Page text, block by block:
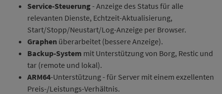
Service-Steuerung - Anzeige des Status für alle
relevanten Dienste, Echtzeit-Aktualisierung,
Start/Stopp/Neustart/Log-Anzeige per Browser.
Graphen überarbeitet (bessere Anzeige).
Backup-System mit Unterstützung von Borg, Restic und
tar (remote und lokal).
ARM64-Unterstützung - für Server mit einem exzellenten
Preis-/Leistungs-Verhältnis.